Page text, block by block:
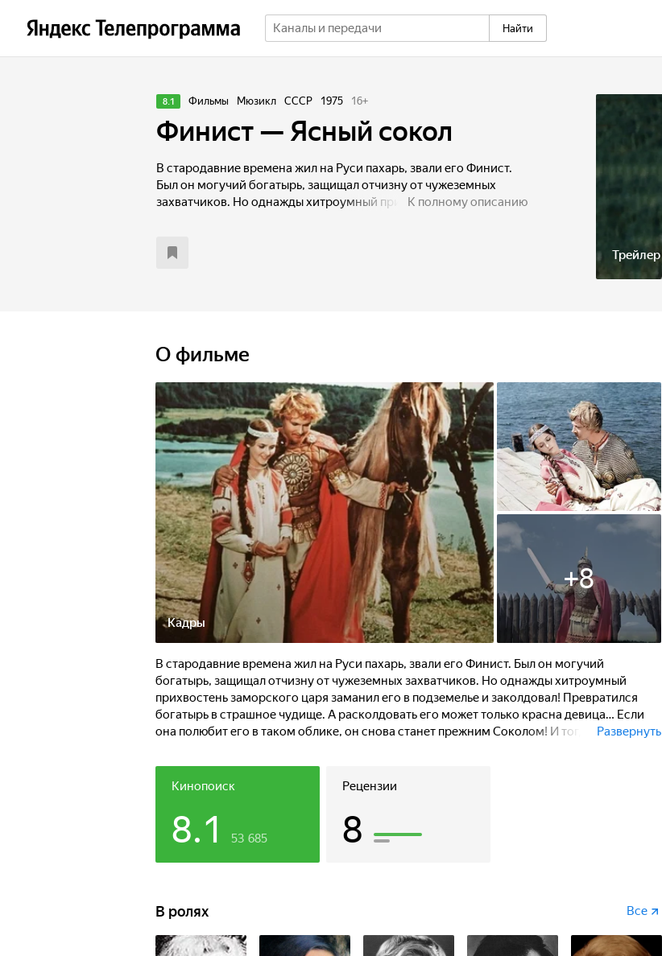
Найти
Трейлер
8.1 Фильмы Мюзикл СССР 1975 16+
Финист — Ясный сокол
В стародавние времена жил на Руси пахарь, звали его Финист.
Был он могучий богатырь, защищал отчизну от чужеземных
захватчиков. Но однажды хитроумный прихвостень заморского
красна девица… Если она полюбит его в таком облике, он снова
К полному описанию
О фильме
Кадры
+8
В стародавние времена жил на Руси пахарь, звали его Финист. Был он могучий
богатырь, защищал отчизну от чужеземных захватчиков. Но однажды хитроумный
прихвостень заморского царя заманил его в подземелье и заколдовал! Превратился
богатырь в страшное чудище. А расколдовать его может только красна девица… Если
она полюбит его в таком облике, он снова станет прежним Соколом! И тогда злымРазвернуть
Кинопоиск
8.1 53 685
Рецензии
8
В ролях Все